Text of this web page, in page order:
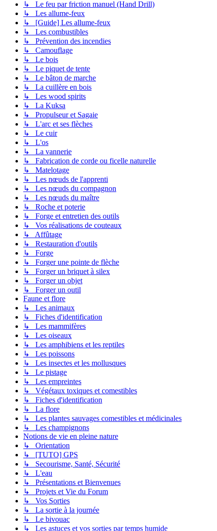
↳ Le feu par friction manuel (Hand Drill)
↳ Les allume-feux
↳ [Guide] Les allume-feux
↳ Les combustibles
↳ Prévention des incendies
↳ Camouflage
↳ Le bois
↳ Le piquet de tente
↳ Le bâton de marche
↳ La cuillère en bois
↳ Les wood spirits
↳ La Kuksa
↳ Propulseur et Sagaie
↳ L'arc et ses flèches
↳ Le cuir
↳ L'os
↳ La vannerie
↳ Fabrication de corde ou ficelle naturelle
↳ Matelotage
↳ Les nœuds de l'apprenti
↳ Les nœuds du compagnon
↳ Les nœuds du maître
↳ Roche et poterie
↳ Forge et entretien des outils
↳ Vos réalisations de couteaux
↳ Affûtage
↳ Restauration d'outils
↳ Forge
↳ Forger une pointe de flèche
↳ Forger un briquet à silex
↳ Forger un objet
↳ Forger un outil
Faune et flore
↳ Les animaux
↳ Fiches d'identification
↳ Les mammifères
↳ Les oiseaux
↳ Les amphibiens et les reptiles
↳ Les poissons
↳ Les insectes et les mollusques
↳ Le pistage
↳ Les empreintes
↳ Végétaux toxiques et comestibles
↳ Fiches d'identification
↳ La flore
↳ Les plantes sauvages comestibles et médicinales
↳ Les champignons
Notions de vie en pleine nature
↳ Orientation
↳ [TUTO] GPS
↳ Secourisme, Santé, Sécurité
↳ L'eau
↳ Présentations et Bienvenues
↳ Projets et Vie du Forum
↳ Vos Sorties
↳ La sortie à la journée
↳ Le bivouac
↳ Les astuces et vos sorties par temps humide